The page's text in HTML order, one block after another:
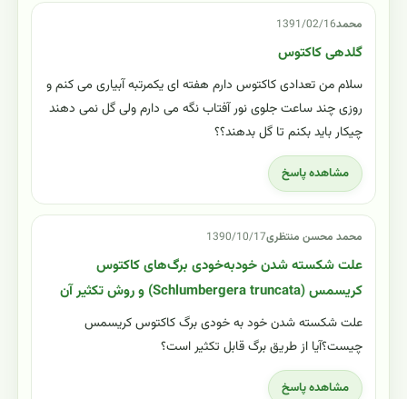
محمد1391/02/16
گلدهی کاکتوس
سلام من تعدادی کاکتوس دارم هفته ای یکمرتبه آبیاری می کنم و
روزی چند ساعت جلوی نور آفتاب نگه می دارم ولی گل نمی دهند
چیکار باید بکنم تا گل بدهند؟؟
مشاهده پاسخ
محمد محسن منتظری1390/10/17
علت شکسته شدن خودبه‌خودی برگ‌های کاکتوس
کریسمس (Schlumbergera truncata) و روش تکثیر آن
علت شکسته شدن خود به خودی برگ کاکتوس کریسمس
چیست؟آیا از طریق برگ قابل تکثیر است؟
مشاهده پاسخ